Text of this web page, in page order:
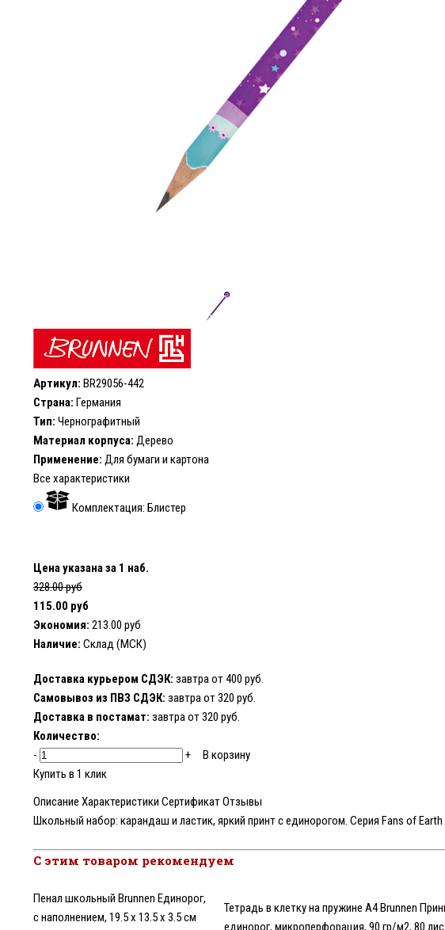
Артикул: BR29056-442
Страна: Германия
Тип: Чернографитный
Материал корпуса: Дерево
Применение: Для бумаги и картона
Все характеристики
Комплектация: Блистер
Цена указана за 1 наб.
328.00 руб
115.00 руб
Экономия: 213.00 руб
Наличие: Склад (МСК)
Доставка курьером СДЭК: завтра от 400 руб.
Самовывоз из ПВЗ СДЭК: завтра от 320 руб.
Доставка в постамат: завтра от 320 руб.
Количество:
-
+
В корзину
Купить в 1 клик
Описание Характеристики СертификатОтзывы
Школьный набор: карандаш и ластик, яркий принт с единорогом. Серия Fans of
С этим товаром рекомендуем
Пенал школьный Brunnen Единорог,
с наполнением, 19.5 х 13.5 х 3.5 см
Тетрадь в клетку на пружине А4 Brunnen
единорог, микроперфорация, 90 гр/м2, 80